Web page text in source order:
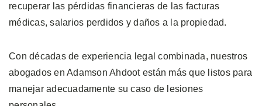
recuperar las pérdidas financieras de las facturas
médicas, salarios perdidos y daños a la propiedad.
Con décadas de experiencia legal combinada, nuestros
abogados en Adamson Ahdoot están más que listos para
manejar adecuadamente su caso de lesiones